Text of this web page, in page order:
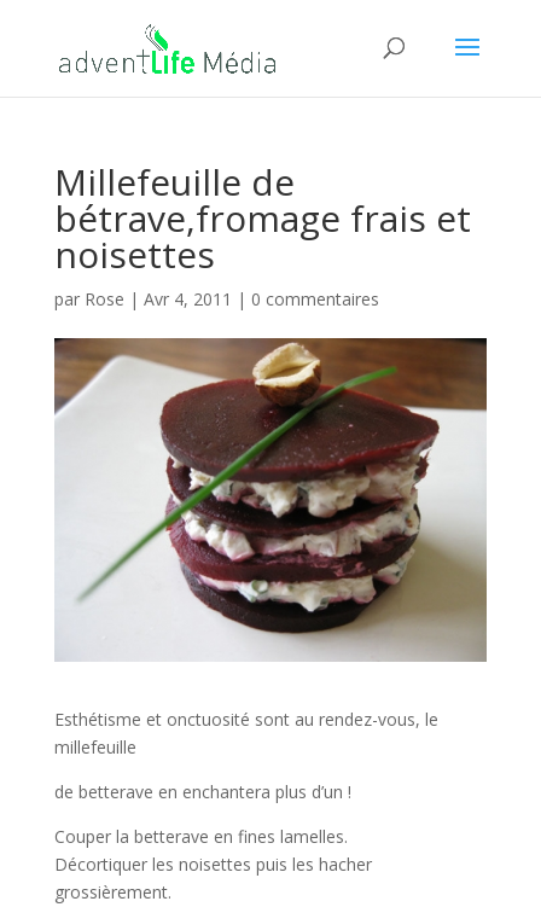
Millefeuille de
bétrave,fromage frais et
noisettes
par Rose | Avr 4, 2011 | 0 commentaires
Esthétisme et onctuosité sont au rendez-vous, le
millefeuille
de betterave en enchantera plus d’un !
Couper la betterave en fines lamelles.
Décortiquer les noisettes puis les hacher
grossièrement.